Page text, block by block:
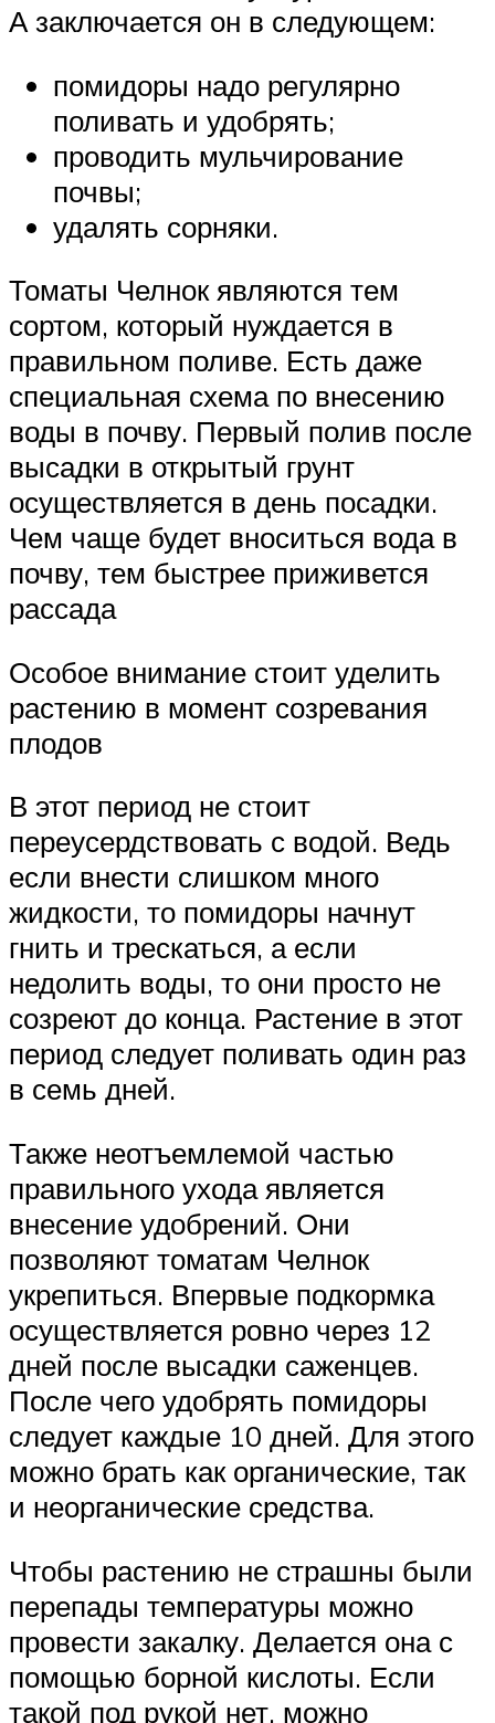
А заключается он в следующем:
помидоры надо регулярно
поливать и удобрять;
проводить мульчирование
почвы;
удалять сорняки.
Томаты Челнок являются тем
сортом, который нуждается в
правильном поливе. Есть даже
специальная схема по внесению
воды в почву. Первый полив после
высадки в открытый грунт
осуществляется в день посадки.
Чем чаще будет вноситься вода в
почву, тем быстрее приживется
рассада
Особое внимание стоит уделить
растению в момент созревания
плодов
В этот период не стоит
переусердствовать с водой. Ведь
если внести слишком много
жидкости, то помидоры начнут
гнить и трескаться, а если
недолить воды, то они просто не
созреют до конца. Растение в этот
период следует поливать один раз
в семь дней.
Также неотъемлемой частью
правильного ухода является
внесение удобрений. Они
позволяют томатам Челнок
укрепиться. Впервые подкормка
осуществляется ровно через 12
дней после высадки саженцев.
После чего удобрять помидоры
следует каждые 10 дней. Для этого
можно брать как органические, так
и неорганические средства.
Чтобы растению не страшны были
перепады температуры можно
провести закалку. Делается она с
помощью борной кислоты. Если
такой под рукой нет, можно